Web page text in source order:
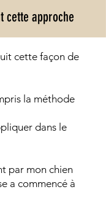
cette approche
cette façon de
la méthode
dans le
par mon chien
a commencé à